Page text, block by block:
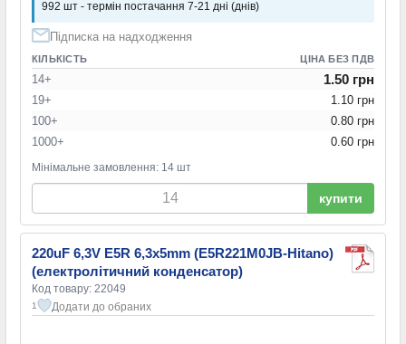
992 шт - термін постачання 7-21 дні (днів)
Підписка на надходження
КІЛЬКІСТЬ ЦІНА БЕЗ ПДВ
14+ 1.50 грн
19+
1.10 грн
100+
0.80 грн
1000+
0.60 грн
Мінімальне замовлення: 14 шт
купити
220uF 6,3V E5R 6,3x5mm (E5R221M0JB-Hitano)
(електролітичний конденсатор)
Код товару: 22049
1 Додати до обраних